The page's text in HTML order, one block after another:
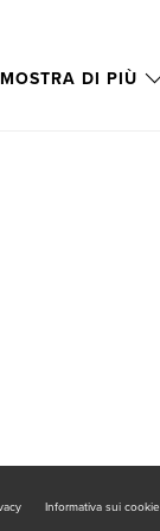
MOSTRA DI PIÙ
Informativa sui cookie